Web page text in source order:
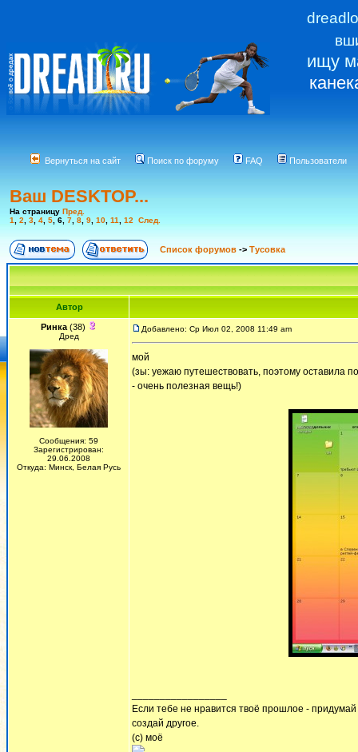
ищу
Вернуться на сайт Поиск по форуму FAQ Пользователи
Ваш DESKTOP...
На страницу Пред.
1
2 3 4 5 6 7 8 9 10 11 12 След.
Список форумов -> Тусовка
Автор
Ринка (38)
Дред
Сообщения: 59
Зарегистрирован:
29.06.2008
Откуда: Минск, Белая Русь
Добавлено: Ср Июл 02, 2008 11:49 am
мой
(зы: уежаю путешествовать, поэтому оставила
- очень полезная вещь!)
Если тебе не нравится твоё прошлое -
создай другое.
(с) моё